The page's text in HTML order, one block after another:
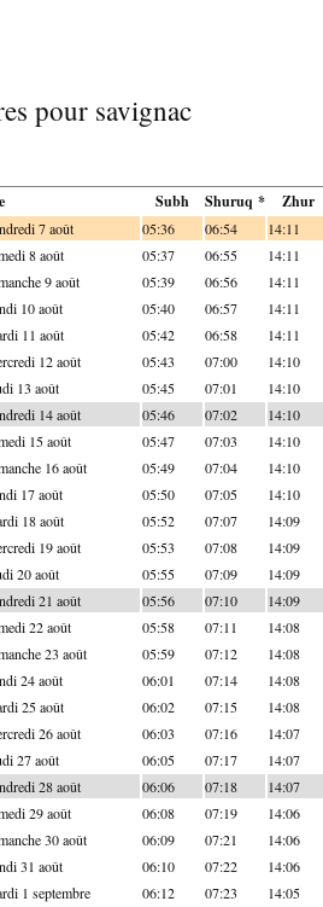
pour savignac
Subh Shuruq * Zhur
7 août 05:36 06:54 14:11
8 août 05:37 06:55 14:11
9 août 05:39 06:56 14:11
10 août 05:40 06:57 14:11
11 août 05:42 06:58 14:11
12 août 05:43 07:00 14:10
13 août 05:45 07:01 14:10
14 août 05:46 07:02 14:10
15 août 05:47 07:03 14:10
16 août 05:49 07:04 14:10
17 août 05:50 07:05 14:10
18 août 05:52 07:07 14:09
19 août 05:53 07:08 14:09
20 août 05:55 07:09 14:09
21 août 05:56 07:10 14:09
22 août 05:58 07:11 14:08
23 août 05:59 07:12 14:08
24 août 06:01 07:14 14:08
25 août 06:02 07:15 14:08
26 août 06:03 07:16 14:07
27 août 06:05 07:17 14:07
28 août 06:06 07:18 14:07
29 août 06:08 07:19 14:06
30 août 06:09 07:21 14:06
31 août 06:10 07:22 14:06
1 septembre 06:12 07:23 14:05